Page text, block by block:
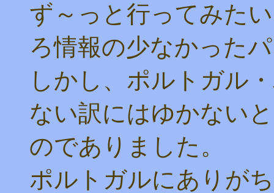
ず～っと行ってみた
ろ情報の少なかった
しかし、ポルトガル
ない訳にはゆかない
のでありました。
ポルトガルにありが